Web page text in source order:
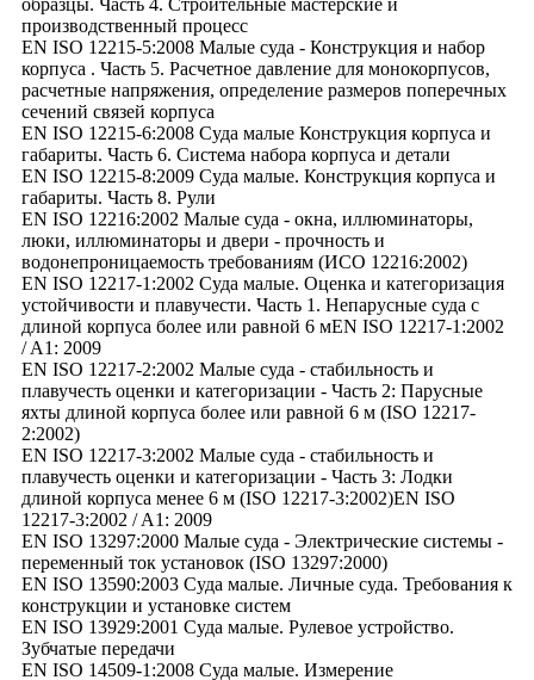
образцы. Часть 4. Строительные мастерские и
производственный процесс
EN ISO 12215-5:2008 Малые суда - Конструкция и набор
корпуса . Часть 5. Расчетное давление для монокорпусов,
расчетные напряжения, определение размеров поперечных
сечений связей корпуса
EN ISO 12215-6:2008 Суда малые Конструкция корпуса и
габариты. Часть 6. Система набора корпуса и детали
EN ISO 12215-8:2009 Суда малые. Конструкция корпуса и
габариты. Часть 8. Рули
EN ISO 12216:2002 Малые суда - окна, иллюминаторы,
люки, иллюминаторы и двери - прочность и
водонепроницаемость требованиям (ИСО 12216:2002)
EN ISO 12217-1:2002 Суда малые. Оценка и категоризация
устойчивости и плавучести. Часть 1. Непарусные суда с
длиной корпуса более или равной 6 мEN ISO 12217-1:2002
/ A1: 2009
EN ISO 12217-2:2002 Малые суда - стабильность и
плавучесть оценки и категоризации - Часть 2: Парусные
яхты длиной корпуса более или равной 6 м (ISO 12217-
2:2002)
EN ISO 12217-3:2002 Малые суда - стабильность и
плавучесть оценки и категоризации - Часть 3: Лодки
длиной корпуса менее 6 м (ISO 12217-3:2002)EN ISO
12217-3:2002 / A1: 2009
EN ISO 13297:2000 Малые суда - Электрические системы -
переменный ток установок (ISO 13297:2000)
EN ISO 13590:2003 Суда малые. Личные суда. Требования к
конструкции и установке систем
EN ISO 13929:2001 Суда малые. Рулевое устройство.
Зубчатые передачи
EN ISO 14509-1:2008 Суда малые. Измерение